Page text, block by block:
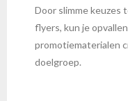
Door slimme keuzes
flyers, kun je
promotiematerialen
doelgroep.